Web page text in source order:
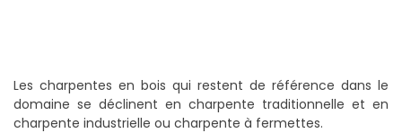
Les charpentes en bois qui restent de référence dans le
domaine se déclinent en charpente traditionnelle et en
charpente industrielle ou charpente à fermettes.